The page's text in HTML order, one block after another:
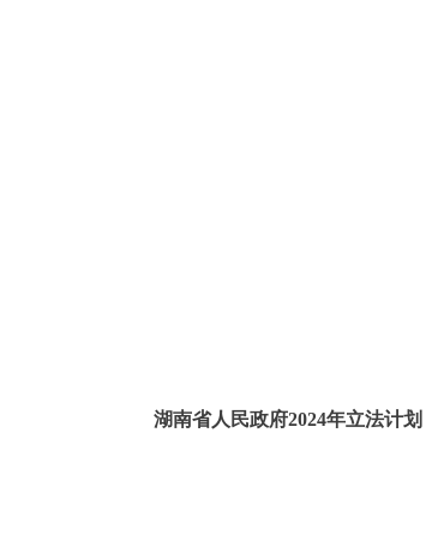
湖南省人民政府2024年立法计划